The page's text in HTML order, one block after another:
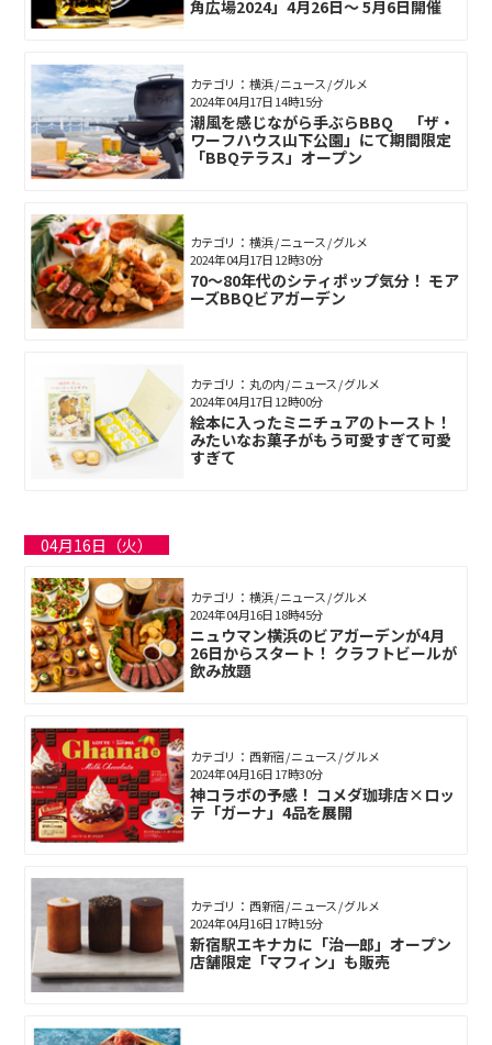
角広場2024」4月26日〜 5月6日開催
カテゴリ： 横浜 / ニュース / グルメ
潮風を感じながら手ぶらBBQ 「ザ・
ワーフハウス山下公園」にて期間限定
「BBQテラス」オープン
2024年04月17日 14時15分
カテゴリ： 横浜 / ニュース / グルメ
70～80年代のシティポップ気分！ モア
ーズBBQビアガーデン
2024年04月17日 12時30分
カテゴリ： 丸の内 / ニュース / グルメ
絵本に入ったミニチュアのトースト！
みたいなお菓子がもう可愛すぎて可愛
すぎて
2024年04月17日 12時00分
04月16日（火）
カテゴリ： 横浜 / ニュース / グルメ
ニュウマン横浜のビアガーデンが4月
26日からスタート！ クラフトビールが
飲み放題
2024年04月16日 18時45分
カテゴリ： 西新宿 / ニュース / グルメ
神コラボの予感！ コメダ珈琲店×ロッ
テ「ガーナ」4品を展開
2024年04月16日 17時30分
カテゴリ： 西新宿 / ニュース / グルメ
新宿駅エキナカに「治一郎」オープン
店舗限定「マフィン」も販売
2024年04月16日 17時15分